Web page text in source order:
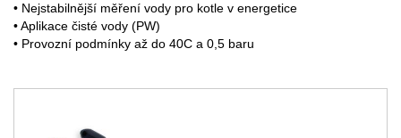
• Nejstabilnější měření vody pro kotle v energetice
• Aplikace čisté vody (PW)
• Provozní podmínky až do 40C a 0,5 baru